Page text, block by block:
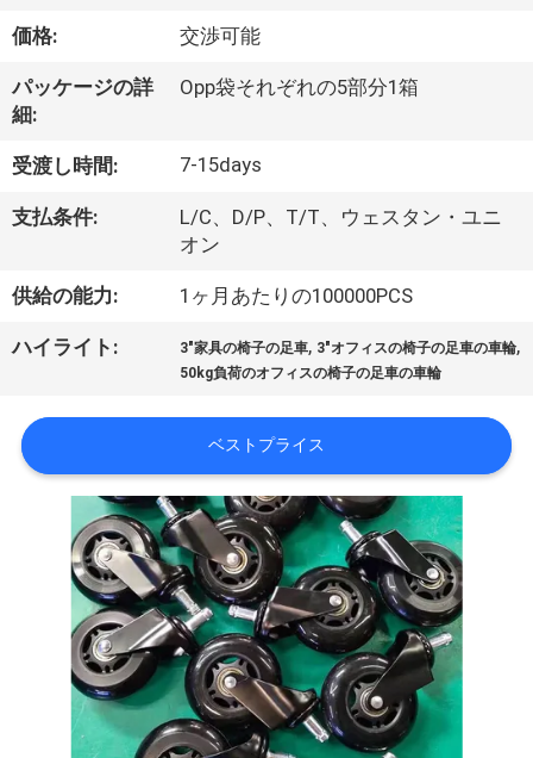
オ
に
つ
い
工
価格: 交渉可能
パッケージの詳
細:
Opp袋それぞれの5部分1箱
受渡し時間: 7-15days
支払条件:
L/C、D/P、T/T、ウェスタン・ユニ
オン
供給の能力: 1ヶ月あたりの100000PCS
ハイライト: 3"家具の椅子の足車, 3"オフィスの椅子の足車の車輪,
50kg負荷のオフィスの椅子の足車の車輪
ベストプライス